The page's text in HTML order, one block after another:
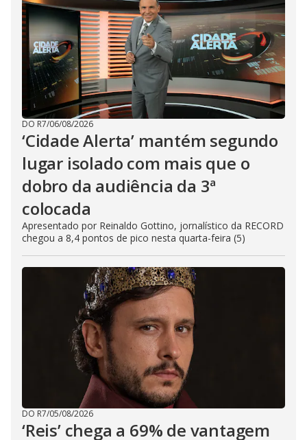
DO R7/06/08/2026
‘Cidade Alerta’ mantém segundo
lugar isolado com mais que o
dobro da audiência da 3ª
colocada
Apresentado por Reinaldo Gottino, jornalístico da RECORD
chegou a 8,4 pontos de pico nesta quarta-feira (5)
DO R7/05/08/2026
‘Reis’ chega a 69% de vantagem